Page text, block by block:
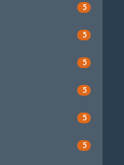
5
5
5
5
5
5